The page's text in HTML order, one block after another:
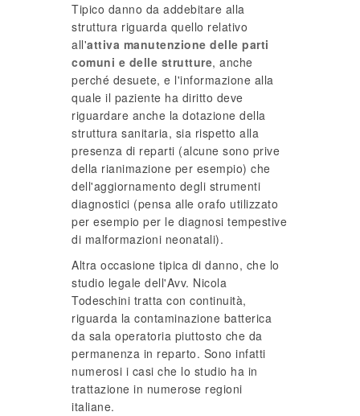
Tipico danno da addebitare alla
struttura riguarda quello relativo
all'attiva manutenzione delle parti
comuni e delle strutture, anche
perché desuete, e l'informazione alla
quale il paziente ha diritto deve
riguardare anche la dotazione della
struttura sanitaria, sia rispetto alla
presenza di reparti (alcune sono prive
della rianimazione per esempio) che
dell'aggiornamento degli strumenti
diagnostici (pensa alle orafo utilizzato
per esempio per le diagnosi tempestive
di malformazioni neonatali).
Altra occasione tipica di danno, che lo
studio legale dell'Avv. Nicola
Todeschini tratta con continuità,
riguarda la contaminazione batterica
da sala operatoria piuttosto che da
permanenza in reparto. Sono infatti
numerosi i casi che lo studio ha in
trattazione in numerose regioni
italiane.